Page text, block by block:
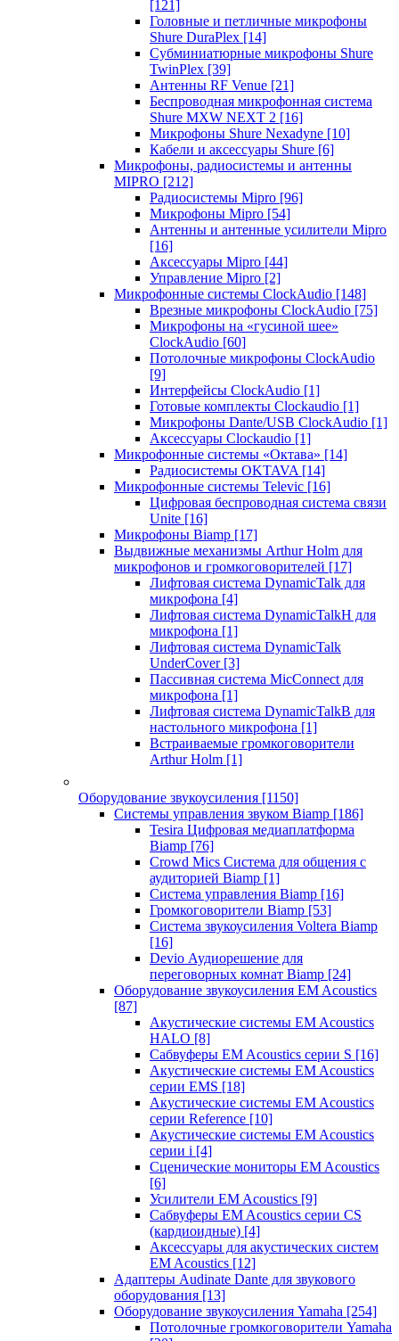
[121]
Головные и петличные микрофоны
Shure DuraPlex [14]
Субминиатюрные микрофоны Shure
TwinPlex [39]
Антенны RF Venue [21]
Беспроводная микрофонная система
Shure MXW NEXT 2 [16]
Микрофоны Shure Nexadyne [10]
Кабели и аксессуары Shure [6]
Микрофоны, радиосистемы и антенны
MIPRO [212]
Радиосистемы Mipro [96]
Микрофоны Mipro [54]
Антенны и антенные усилители Mipro
[16]
Аксессуары Mipro [44]
Управление Mipro [2]
Микрофонные системы ClockAudio [148]
Врезные микрофоны ClockAudio [75]
Микрофоны на «гусиной шее»
ClockAudio [60]
Потолочные микрофоны ClockAudio
[9]
Интерфейсы ClockAudio [1]
Готовые комплекты Clockaudio [1]
Микрофоны Dante/USB ClockAudio [1]
Аксессуары Clockaudio [1]
Микрофонные системы «Октава» [14]
Радиосистемы OKTAVA [14]
Микрофонные системы Televic [16]
Цифровая беспроводная система связи
Unite [16]
Микрофоны Biamp [17]
Выдвижные механизмы Arthur Holm для
микрофонов и громкоговорителей [17]
Лифтовая система DynamicTalk для
микрофона [4]
Лифтовая система DynamicTalkH для
микрофона [1]
Лифтовая система DynamicTalk
UnderCover [3]
Пассивная система MicConnect для
микрофона [1]
Лифтовая система DynamicTalkB для
настольного микрофона [1]
Встраиваемые громкоговорители
Arthur Holm [1]
Оборудование звукоусиления [1150]
Системы управления звуком Biamp [186]
Tesira Цифровая медиаплатформа
Biamp [76]
Crowd Mics Система для общения с
аудиторией Biamp [1]
Система управления Biamp [16]
Громкоговорители Biamp [53]
Система звукоусиления Voltera Biamp
[16]
Devio Аудиорешение для
переговорных комнат Biamp [24]
Оборудование звукоусиления EM Acoustics
[87]
Акустические системы EM Acoustics
HALO [8]
Сабвуферы EM Acoustics серии S [16]
Акустические системы EM Acoustics
серии EMS [18]
Акустические системы EM Acoustics
серии Reference [10]
Акустические системы EM Acoustics
серии i [4]
Сценические мониторы EM Acoustics
[6]
Усилители EM Acoustics [9]
Сабвуферы EM Acoustics серии CS
(кардиоидные) [4]
Аксессуары для акустических систем
EM Acoustics [12]
Адаптеры Audinate Dante для звукового
оборудования [13]
Оборудование звукоусиления Yamaha [254]
Потолочные громкоговорители Yamaha